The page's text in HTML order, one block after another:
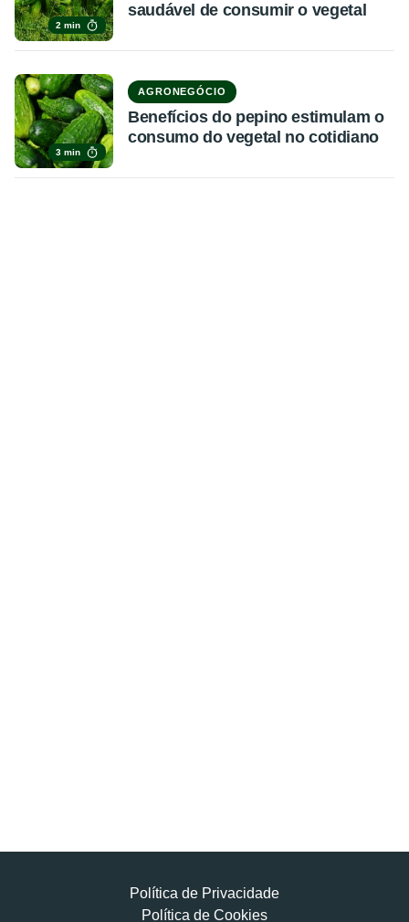
2 min
saudável de consumir o vegetal
3 min
AGRONEGÓCIO
Benefícios do pepino estimulam o
consumo do vegetal no cotidiano
Política de Privacidade
Política de Cookies